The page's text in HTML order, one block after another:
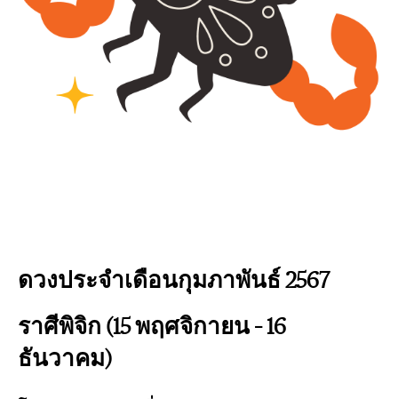
ดวงประจำเดือนกุมภาพันธ์ 2567
ราศีพิจิก (15 พฤศจิกายน – 16
ธันวาคม)